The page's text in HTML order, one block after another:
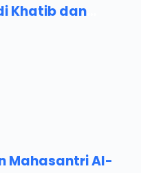
Khatib dan
Mahasantri Al-